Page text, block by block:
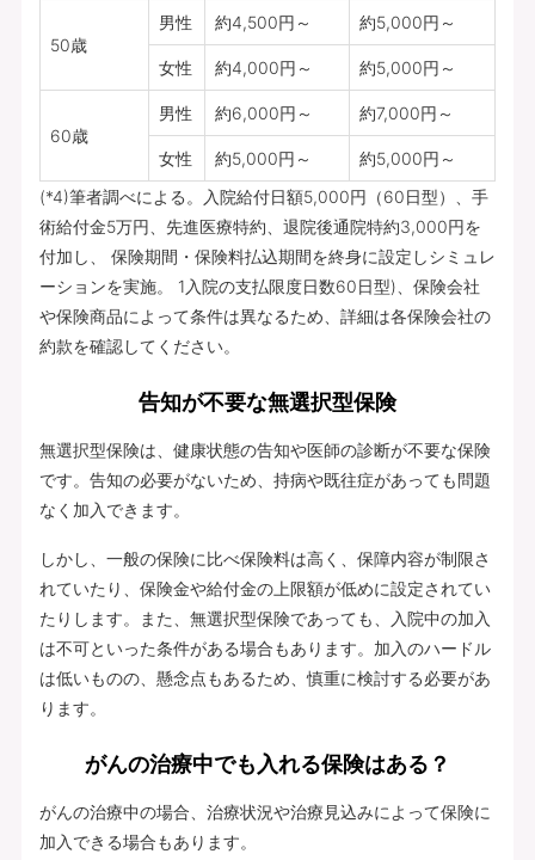
50歳
男性 約4,500円～ 約5,000円～
女性 約4,000円～ 約5,000円～
60歳
男性 約6,000円～ 約7,000円～
女性 約5,000円～
約5,000円～
(*4)筆者調べによる。入院給付日額5,000円（60日型）、手
術給付金5万円、先進医療特約、退院後通院特約3,000円を
付加し、 保険期間・保険料払込期間を終身に設定しシミュレ
ーションを実施。 1入院の支払限度日数60日型)、保険会社
や保険商品によって条件は異なるため、詳細は各保険会社の
約款を確認してください。
告知が不要な無選択型保険
無選択型保険は、健康状態の告知や医師の診断が不要な保険
です。告知の必要がないため、持病や既往症があっても問題
なく加入できます。
しかし、一般の保険に比べ保険料は高く、保障内容が制限さ
れていたり、保険金や給付金の上限額が低めに設定されてい
たりします。また、無選択型保険であっても、入院中の加入
は不可といった条件がある場合もあります。加入のハードル
は低いものの、懸念点もあるため、慎重に検討する必要があ
ります。
がんの治療中でも入れる保険はある？
がんの治療中の場合、治療状況や治療見込みによって保険に
加入できる場合もあります。